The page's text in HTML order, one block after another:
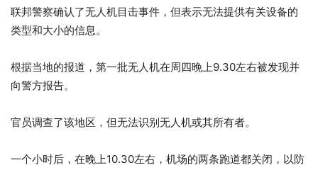
联邦警察确认了无人机目击事件，但表示无法提供有关设备的
类型和大小的信息。
根据当地的报道，第一批无人机在周四晚上9.30左右被发现并
向警方报告。
官员调查了该地区，但无法识别无人机或其所有者。
一个小时后，在晚上10.30左右，机场的两条跑道都关闭，以防